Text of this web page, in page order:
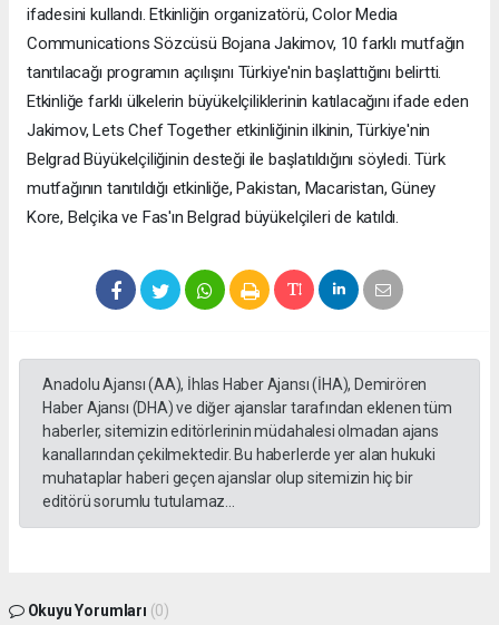
ifadesini kullandı. Etkinliğin organizatörü, Color Media
Communications Sözcüsü Bojana Jakimov, 10 farklı mutfağın
tanıtılacağı programın açılışını Türkiye'nin başlattığını belirtti.
Etkinliğe farklı ülkelerin büyükelçiliklerinin katılacağını ifade eden
Jakimov, Lets Chef Together etkinliğinin ilkinin, Türkiye'nin
Belgrad Büyükelçiliğinin desteği ile başlatıldığını söyledi. Türk
mutfağının tanıtıldığı etkinliğe, Pakistan, Macaristan, Güney
Kore, Belçika ve Fas'ın Belgrad büyükelçileri de katıldı.​​​​​​​
Anadolu Ajansı (AA), İhlas Haber Ajansı (İHA), Demirören
Haber Ajansı (DHA) ve diğer ajanslar tarafından eklenen tüm
haberler, sitemizin editörlerinin müdahalesi olmadan ajans
kanallarından çekilmektedir. Bu haberlerde yer alan hukuki
muhataplar haberi geçen ajanslar olup sitemizin hiç bir
editörü sorumlu tutulamaz...
Okuyu Yorumları (0)